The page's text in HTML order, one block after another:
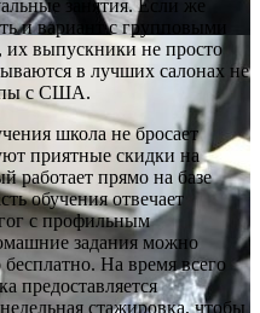
занятия. Если же
и вариант с групповыми
их выпускники не просто
в лучших салонах не
с США.
школа не бросает
приятные скидки на
работает прямо на базе
обучения отвечает
с профильным
задания можно
На время всего
предоставляется
стажировка, чтобы